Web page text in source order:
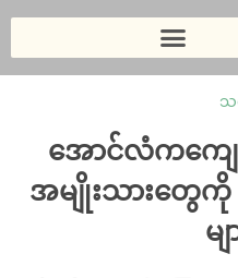
သ
အောင်လံကကျ
အမျိုးသားတွေကို
မ